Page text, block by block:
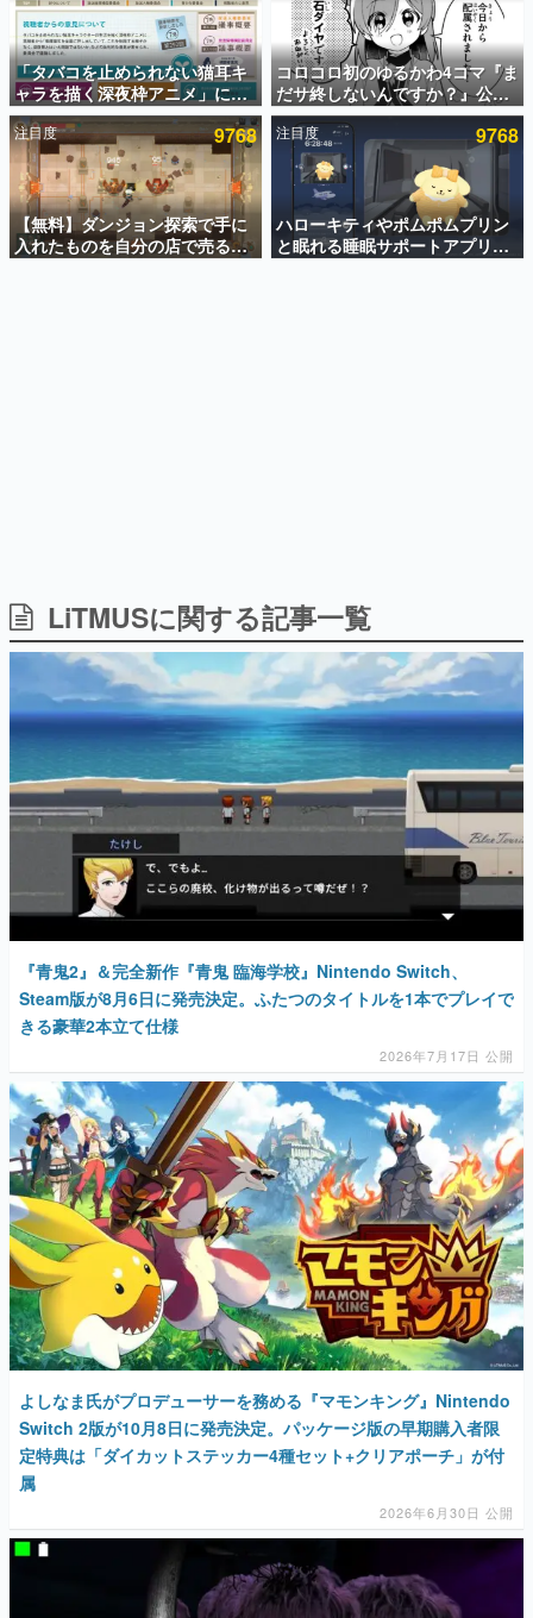
ゲームの企画書
名作ゲームクリエイターの方々に製作時のエピソードをお
聞きし、ヒットする企画（ゲーム）とは何か？を探ってい
きます。
赫本
この物語を解いてはいけない。『赫本』は、〈試験問題〉
の形をした短編ホラー小説集です。
新世代に訊く
これからのデジタルゲーム市場を担う若きクリエイター達
の姿を追い、彼らのルーツと情熱を探っていきます。
ゲーム開発者・hamatsu氏がゲームの魅力を画面や操作の
具体的な形から解き明かしていく、硬派で骨太な評論連載
です。
ゲームが変えた日本語
「経験値」「裏技」「ラスボス」… ゲームにまつわる言葉
の起源や用法の変遷を、コンピューター文化史研究家・タ
イニーP氏が徹底調査。
カテゴリ
マンガ
女性向け
アプリレビュー
その他
電ファミニコゲーマーとは？
運営：株式会社マレ
「タバコを止められない猫耳キ
ャラを描く深夜枠アニメ」に視
聴者の一部から批判意見。違法
薬物の使用と思わしき描写も含
めて、BPOが議論を交わす
コロコロ初のゆるかわ4コマ『ま
だサ終しないんですか？』公開
スタート。主人公は新入社員の
侘石ダイヤ、ゲーム会社を舞台
にトラブルへ対応する社員たち
を描く
注目度 9768
【無料】ダンジョン探索で手に
入れたものを自分の店で売るゲ
ーム『Moonlighter』がSteam
注目度 9768
ハローキティやポムポムプリン
と眠れる睡眠サポートアプリ
『ゆめたび』が配信中。キャラ
LiTMUSに関する記事一覧
『青鬼2』＆完全新作『青鬼 臨海学校』Nintendo Switch、
Steam版が8月6日に発売決定。ふたつのタイトルを1本でプレイで
きる豪華2本立て仕様
2026年7月17日 公開
よしなま氏がプロデューサーを務める『マモンキング』Nintendo
Switch 2版が10月8日に発売決定。パッケージ版の早期購入者限
定特典は「ダイカットステッカー4種セット+クリアポーチ」が付
属
2026年6月30日 公開